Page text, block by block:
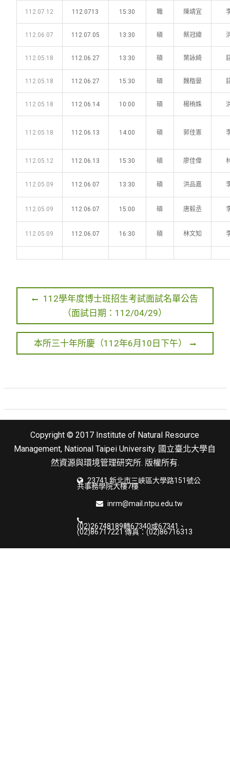
112.07.12 112.0713 15:30 職 陳靖宜
112.06.07 112.07.05 13:30 碩 蔡冠緯
112.05.18 112.06.27 13:30 碩 葉詠綺
112.05.18 112.06.27 15:30 碩 魏楷晏
112.05.18 112.06.14 10:00 碩 楊栯姝
112.05.18 112.06.13 14:00 碩 郭佳憲
112.05.12 112.06.13 15:30 碩 廖佳偉
112.05.09 112.06.07 13:30 碩 洪品嘉
112.05.09 112.06.07 15:00 碩 唐毅丞
112.05.09 112.06.07 16:30 碩 林文知
導
覽
P
e
v
i
p
o
s
t
112學年度博士班招生考試面試名單公告
（面試日期：112/04/29）
N
e
o
t
:
本所三十年所慶（112年6月10日下午）
Copyright © 2017 Institute of Natural Resource
Management, National Taipei University. 國立臺北大學自
然資源與環境管理研究所. 版權所有.
23741 新北市三峽區大學路151號公
共事務學院大樓7樓
inrm@mail.ntpu.edu.tw
(02)26748189轉67340或67341、
(02)86717221 傳真：(02)86716313